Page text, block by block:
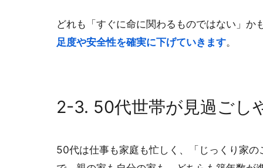
どれも「すぐに命に関わるものではない」か
足度や安全性を確実に下げていきます。
2-3. 50代世帯が見過ごし
50代は仕事も家庭も忙しく、「じっくり家